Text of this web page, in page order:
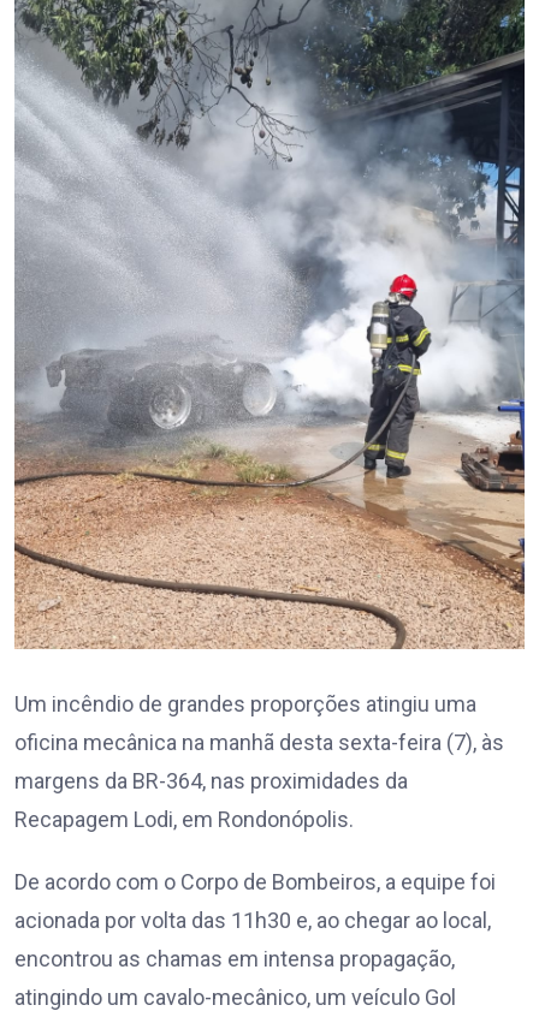
Um incêndio de grandes proporções atingiu uma
oficina mecânica na manhã desta sexta-feira (7), às
margens da BR-364, nas proximidades da
Recapagem Lodi, em Rondonópolis.
De acordo com o Corpo de Bombeiros, a equipe foi
acionada por volta das 11h30 e, ao chegar ao local,
encontrou as chamas em intensa propagação,
atingindo um cavalo-mecânico, um veículo Gol